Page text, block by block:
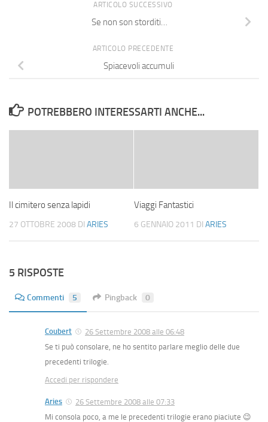
ARTICOLO SUCCESSIVO
Se non son storditi…
ARTICOLO PRECEDENTE
Spiacevoli accumuli
POTREBBERO INTERESSARTI ANCHE...
Il cimitero senza lapidi
27 OTTOBRE 2008 DI ARIES
Viaggi Fantastici
6 GENNAIO 2011 DI ARIES
5 RISPOSTE
Commenti 5 Pingback 0
Coubert
26 Settembre 2008 alle 06:48
Se ti può consolare, ne ho sentito parlare meglio delle due
precedenti trilogie.
Accedi per rispondere
Aries
26 Settembre 2008 alle 07:33
Mi consola poco, a me le precedenti trilogie erano piaciute 😉